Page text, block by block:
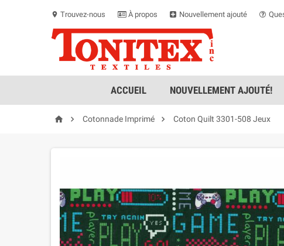
location_on Trouvez-nous À propos Nouvellement ajouté
ACCUEIL NOUVELLEMENT AJOUTÉ!
  Cotonnade Imprimé  Coton Quilt 3301-508 Jeux